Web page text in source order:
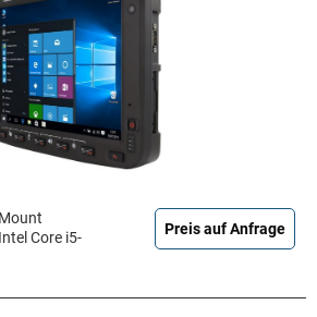
Core i5-
Preis auf Anfrage